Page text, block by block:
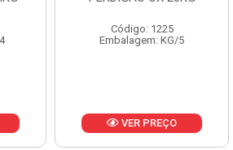
Código: 1225
Embalagem: KG/5
VER PREÇO